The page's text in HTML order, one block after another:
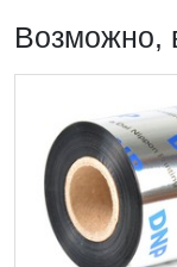
Возможно,